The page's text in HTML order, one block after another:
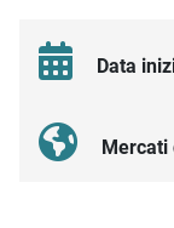
Data
Mercati